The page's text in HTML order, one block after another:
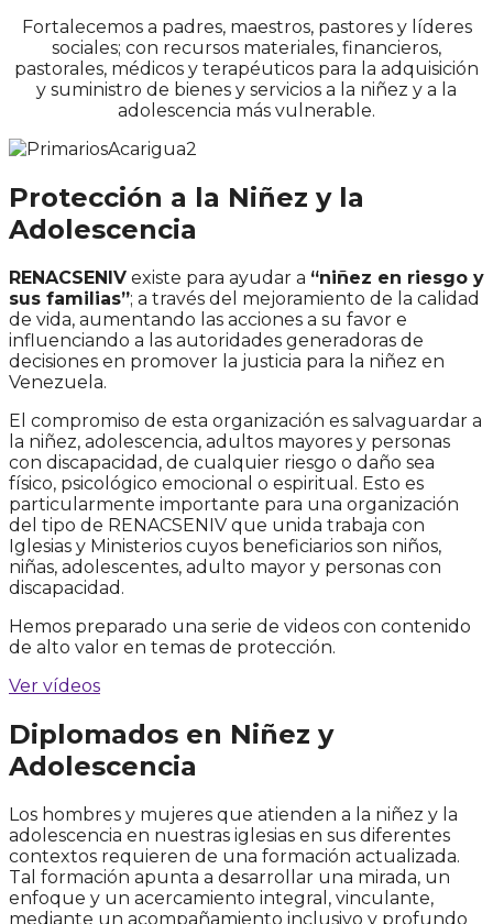
Fortalecemos a padres, maestros, pastores y líderes
sociales; con recursos materiales, financieros,
pastorales, médicos y terapéuticos para la adquisición
y suministro de bienes y servicios a la niñez y a la
adolescencia más vulnerable.
Protección a la Niñez y la
Adolescencia
RENACSENIV existe para ayudar a “niñez en riesgo y
sus familias”; a través del mejoramiento de la calidad
de vida, aumentando las acciones a su favor e
influenciando a las autoridades generadoras de
decisiones en promover la justicia para la niñez en
Venezuela.
El compromiso de esta organización es salvaguardar a
la niñez, adolescencia, adultos mayores y personas
con discapacidad, de cualquier riesgo o daño sea
físico, psicológico emocional o espiritual. Esto es
particularmente importante para una organización
del tipo de RENACSENIV que unida trabaja con
Iglesias y Ministerios cuyos beneficiarios son niños,
niñas, adolescentes, adulto mayor y personas con
discapacidad.
Hemos preparado una serie de videos con contenido
de alto valor en temas de protección.
Ver vídeos
Diplomados en Niñez y
Adolescencia
Los hombres y mujeres que atienden a la niñez y la
adolescencia en nuestras iglesias en sus diferentes
contextos requieren de una formación actualizada.
Tal formación apunta a desarrollar una mirada, un
enfoque y un acercamiento integral, vinculante,
mediante un acompañamiento inclusivo y profundo